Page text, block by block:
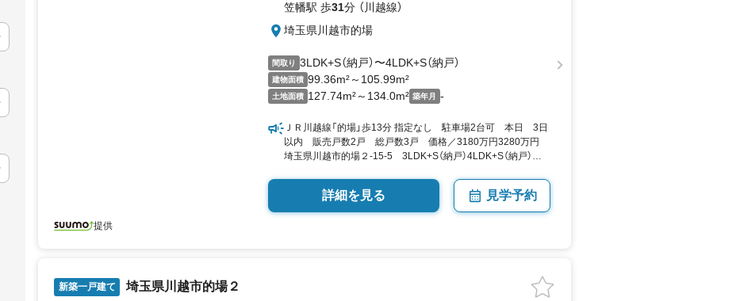
笠幡駅 歩31分 （川越線）
埼玉県川越市的場
間取り 3LDK+S（納戸）〜4LDK+S（納戸）
建物面積 99.36m²～105.99m²
土地面積 127.74m²～134.0m² 築年月 -
ＪＲ川越線「的場」歩13分 指定なし 駐車場2台可 本日 3日
以内 販売戸数2戸 総戸数3戸 価格／3180万円3280万円
埼玉県川越市的場２-15-5 3LDK+S（納戸）4LDK+S（納戸）
詳細を見る 見学予約
提供
新築一戸建て 埼玉県川越市的場２